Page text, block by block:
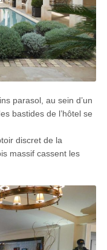
parasol, au sein d’un
bastides de l’hôtel se
discret de la
massif cassent les